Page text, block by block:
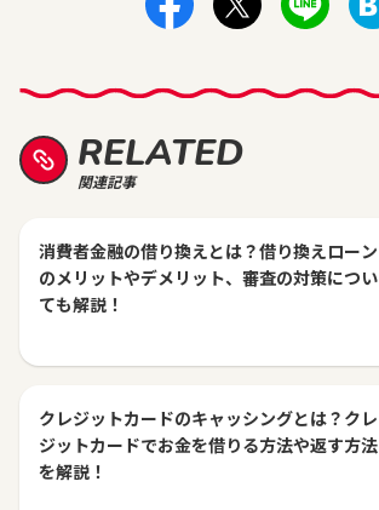
RELATED
関連記事
消費者金融の借り換えとは？借り換えローン
のメリットやデメリット、審査の対策につい
ても解説！
クレジットカードのキャッシングとは？クレ
ジットカードでお金を借りる方法や返す方法
を解説！